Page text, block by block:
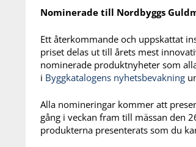
Nominerade till Nordbyggs
Ett återkommande och uppskattat
priset delas ut till årets mest
nominerade produktnyheter som
i Byggkatalogens nyhetsbevakning
Alla nomineringar kommer att
gång i veckan fram till mässan den
produkterna presenterats som du